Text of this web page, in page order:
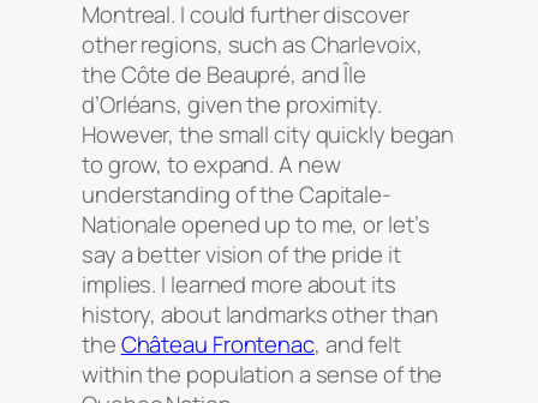
Montreal. I could further discover
other regions, such as Charlevoix,
the Côte de Beaupré, and Île
d’Orléans, given the proximity.
However, the small city quickly began
to grow, to expand. A new
understanding of the Capitale-
Nationale opened up to me, or let’s
say a better vision of the pride it
implies. I learned more about its
history, about landmarks other than
theChâteau Frontenac, and felt
within the population a sense of the